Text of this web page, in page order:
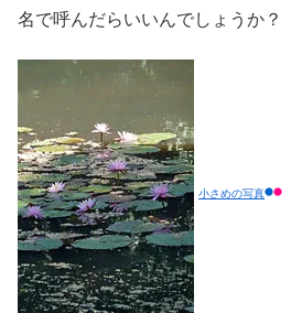
名で呼んだらいいんでしょうか？
小さめの写真